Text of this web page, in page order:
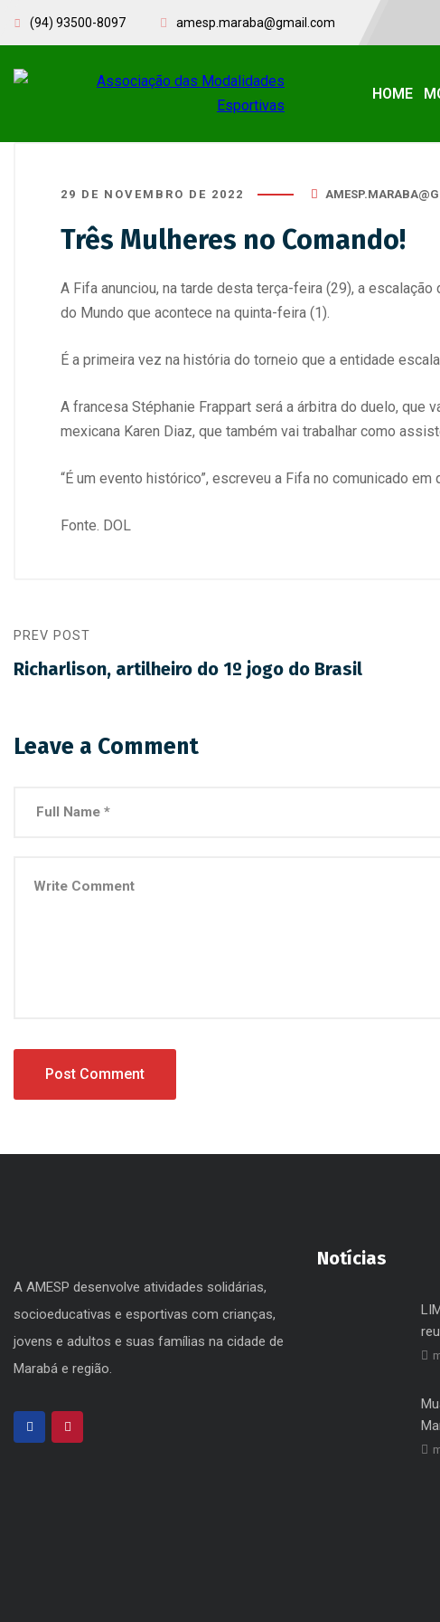
(94) 93500-8097 amesp.maraba@gmail.com
HOME
29 DE NOVEMBRO DE 2022
Três Mulheres no Comando!
A Fifa anunciou, na tarde desta terça-feira (29), a
do Mundo que acontece na quinta-feira (1).
É a primeira vez na história do torneio que a entidade
A francesa Stéphanie Frappart será a árbitra do duelo, que
mexicana Karen Diaz, que também vai trabalhar como
“É um evento histórico”, escreveu a Fifa no comunicado em
Fonte. DOL
PREV POST
Richarlison, artilheiro do 1º jogo do Brasil
Leave a Comment
A AMESP desenvolve atividades solidárias,
socioeducativas e esportivas com crianças,
jovens e adultos e suas famílias na cidade de
Marabá e região.
Notícias